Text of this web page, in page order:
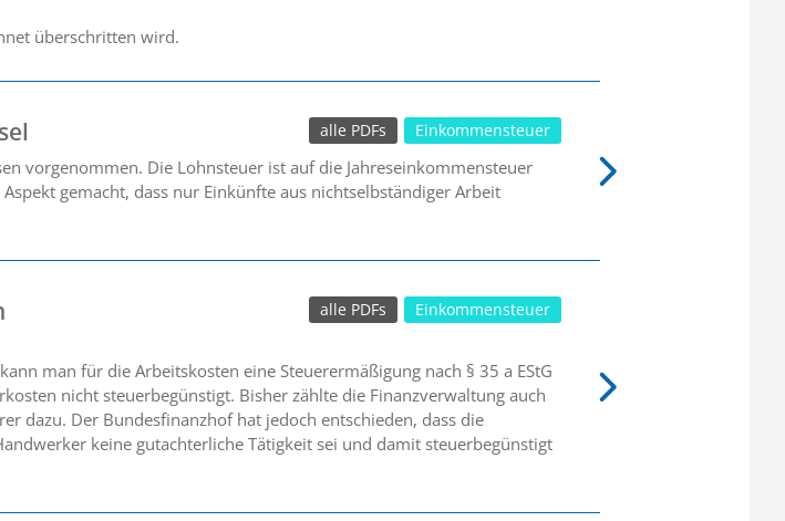
überschritten wird.
Einkommensteuer
alle PDFs
vorgenommen. Die Lohnsteuer ist auf die Jahreseinkommensteuer
gemacht, dass nur Einkünfte aus nichtselbständiger Arbeit
Einkommensteuer
alle PDFs
man für die Arbeitskosten eine Steuerermäßigung nach § 35 a EStG
nicht steuerbegünstigt. Bisher zählte die Finanzverwaltung auch
dazu. Der Bundesfinanzhof hat jedoch entschieden, dass die
keine gutachterliche Tätigkeit sei und damit steuerbegünstigt